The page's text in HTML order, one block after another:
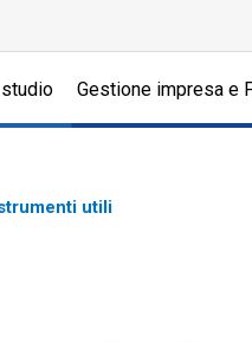
Gestione impresa e
utili